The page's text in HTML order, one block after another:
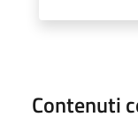
Contenuti